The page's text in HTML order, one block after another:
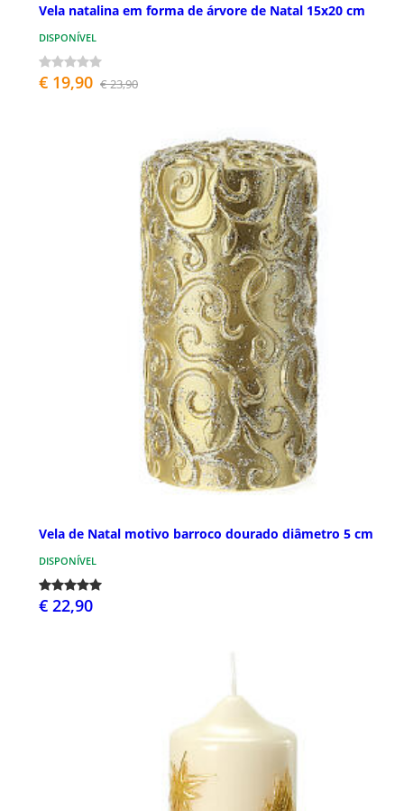
Vela natalina em forma de árvore de Natal 15x20 cm
DISPONÍVEL
€ 19,90 € 23,90
Vela de Natal motivo barroco dourado diâmetro 5 cm
DISPONÍVEL
€ 22,90